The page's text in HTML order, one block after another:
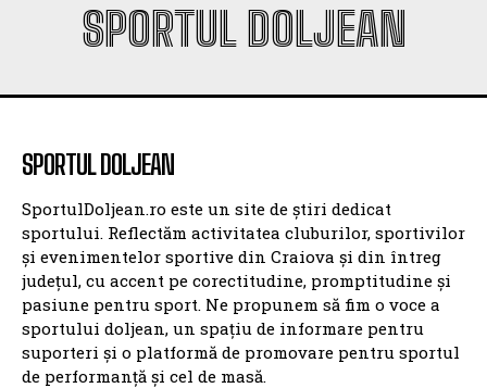
SPORTUL DOLJEAN
SPORTUL DOLJEAN
SportulDoljean.ro este un site de știri dedicat
sportului. Reflectăm activitatea cluburilor, sportivilor
și evenimentelor sportive din Craiova și din întreg
județul, cu accent pe corectitudine, promptitudine și
pasiune pentru sport. Ne propunem să fim o voce a
sportului doljean, un spațiu de informare pentru
suporteri și o platformă de promovare pentru sportul
de performanță și cel de masă.